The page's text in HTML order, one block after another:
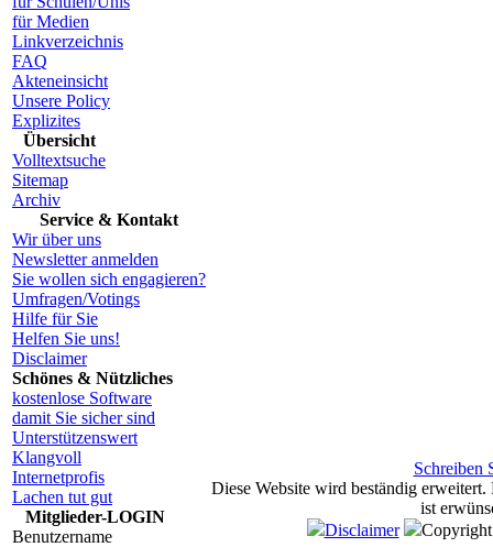
für Medien
Linkverzeichnis
FAQ
Akteneinsicht
Unsere Policy
Explizites
Übersicht
Volltextsuche
Sitemap
Archiv
Service & Kontakt
Wir über uns
Newsletter anmelden
Sie wollen sich engagieren?
Umfragen/Votings
Hilfe für Sie
Helfen Sie uns!
Disclaimer
Schönes & Nützliches
kostenlose Software
damit Sie sicher sind
Unterstützenswert
Klangvoll
Internetprofis
Lachen tut gut
Mitglieder-LOGIN
Benutzername
Schreiben
Diese Website wird beständig
ist
Disclaimer